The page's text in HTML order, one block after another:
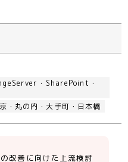
・SharePoint・
・丸の内・大手町・日本橋
改善に向けた上流検討